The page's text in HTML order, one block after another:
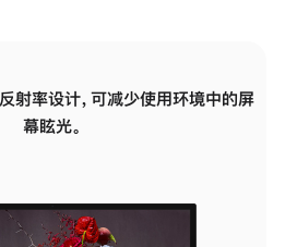
射率设计，可减少使用环境中的屏
幕眩光。